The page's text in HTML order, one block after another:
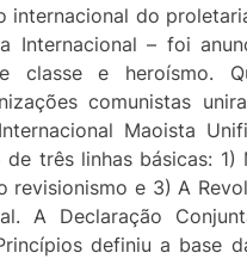
internacional do
Internacional – foi
classe e heroísmo.
comunistas
Maoista
três linhas básicas: 1)
revisionismo e 3) A
A Declaração
definiu a base